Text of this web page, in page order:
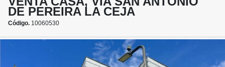
DE PEREIRA LA CEJA
Código. 10060530